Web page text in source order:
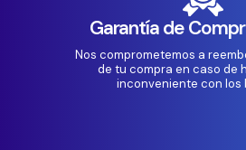
Garantía de
Nos comprometemos a
de tu compra en caso de
inconveniente con los